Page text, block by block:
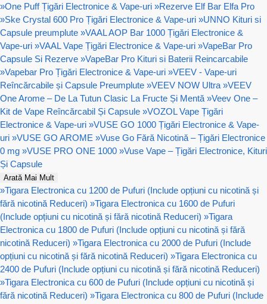
»One Puff Țigări Electronice & Vape-uri »Rezerve Elf Bar Elfa Pro
»Ske Crystal 600 Pro Țigări Electronice & Vape-uri »UNNO Kituri si
Capsule preumplute »VAAL AOP Bar 1000 Țigări Electronice &
Vape-uri »VAAL Vape Țigări Electronice & Vape-uri »VapeBar Pro
Capsule Si Rezerve »VapeBar Pro Kituri si Baterii Reincarcabile
»Vapebar Pro Țigări Electronice & Vape-uri »VEEV - Vape-uri
Reîncărcabile și Capsule Preumplute »VEEV NOW Ultra »VEEV
One Arome – De La Tutun Clasic La Fructe Și Mentă »Veev One –
Kit de Vape Reîncărcabil Și Capsule »VOZOL Vape Țigări
Electronice & Vape-uri »VUSE GO 1000 Țigări Electronice & Vape-
uri »VUSE GO AROME »Vuse Go Fără Nicotină – Țigări Electronice
0 mg »VUSE PRO ONE 1000 »Vuse Vape – Țigări Electronice, Kituri
Și Capsule
Arată Mai Mult
»Tigara Electronica cu 1200 de Pufuri (Include opțiuni cu nicotină și
fără nicotină Reduceri) »Tigara Electronica cu 1600 de Pufuri
(Include opțiuni cu nicotină și fără nicotină Reduceri) »Tigara
Electronica cu 1800 de Pufuri (Include opțiuni cu nicotină și fără
nicotină Reduceri) »Tigara Electronica cu 2000 de Pufuri (Include
opțiuni cu nicotină și fără nicotină Reduceri) »Tigara Electronica cu
2400 de Pufuri (Include opțiuni cu nicotină și fără nicotină Reduceri)
»Tigara Electronica cu 600 de Pufuri (Include opțiuni cu nicotină și
fără nicotină Reduceri) »Tigara Electronica cu 800 de Pufuri (Include